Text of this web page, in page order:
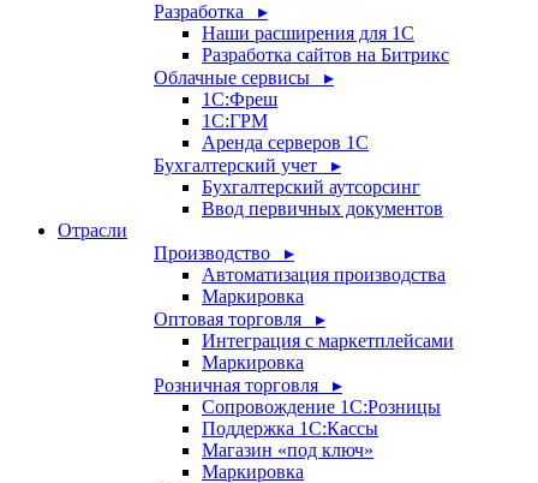
Разработка ▸
Наши расширения для 1С
Разработка сайтов на Битрикс
Облачные сервисы ▸
1С:Фреш
1С:ГРМ
Аренда серверов 1С
Бухгалтерский учет ▸
Бухгалтерский аутсорсинг
Ввод первичных документов
Отрасли
Производство ▸
Автоматизация производства
Маркировка
Оптовая торговля ▸
Интеграция с маркетплейсами
Маркировка
Розничная торговля ▸
Сопровождение 1С:Розницы
Поддержка 1С:Кассы
Магазин «под ключ»
Маркировка